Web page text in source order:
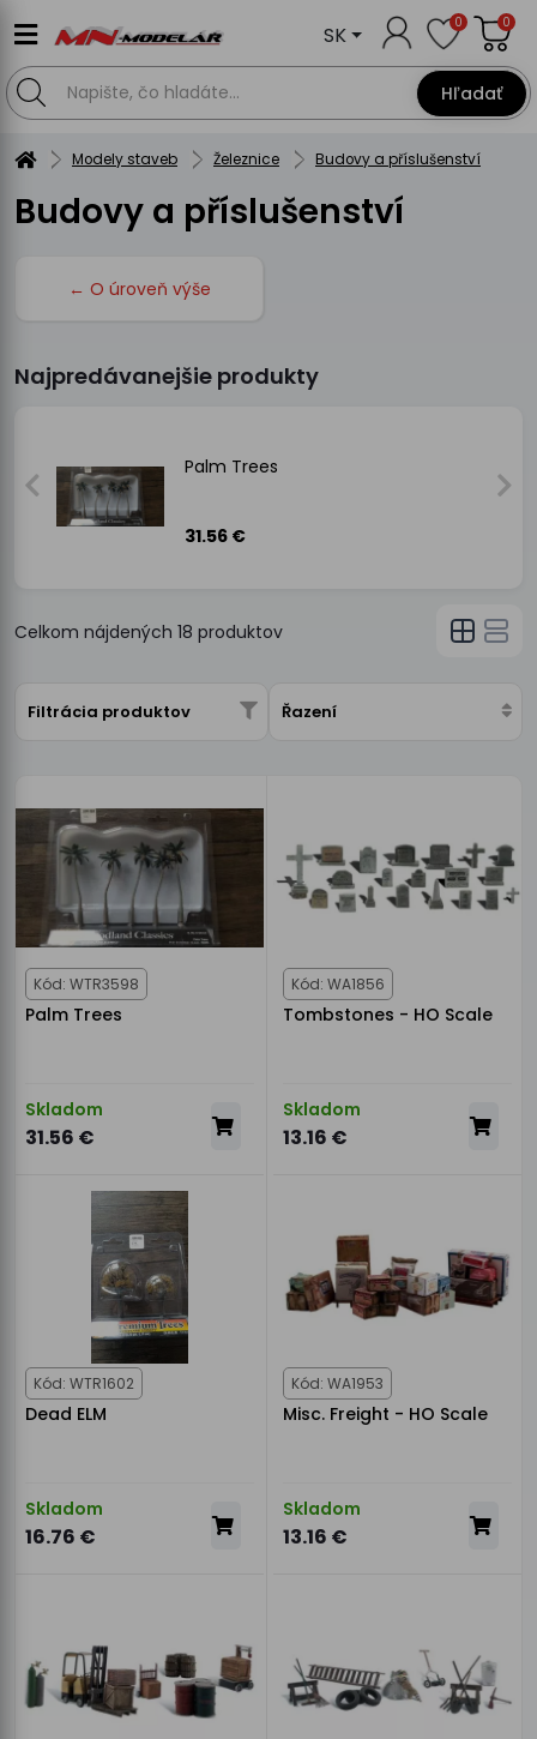
Hľadať
SK 0 0
Modely staveb Železnice Budovy a příslušenství
Budovy a příslušenství
← O úroveň výše
Najpredávanejšie produkty
Palm Trees
31.56 €
Celkom nájdených 18 produktov
Filtrácia produktov Řazení
Kód: WTR3598
Palm Trees
Skladom
31.56 €
Kód: WA1856
Tombstones - HO Scale
Skladom
13.16 €
Kód: WTR1602
Dead ELM
Skladom
16.76 €
Kód: WA1953
Misc. Freight - HO Scale
Skladom
13.16 €